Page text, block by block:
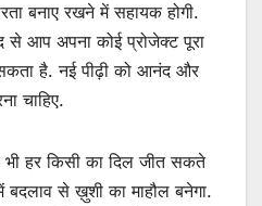
बनाए रखने में सहायक होगी.
से आप अपना कोई प्रोजेक्ट पूरा
है. नई पीढ़ी को आनंद और
चाहिए.
हर किसी का दिल जीत सकते
बदलाव से ख़ुशी का माहौल बनेगा.